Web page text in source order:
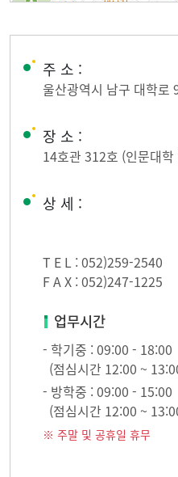
주 소 :
울산광역시 남구 대학로
장 소 :
14호관 312호 (인문대
상 세 :
T E L : 052)259-2540
F A X : 052)247-1225
업무시간
- 학기중 : 09:00 - 18:00
(점심시간 12:00 ~
- 방학중 : 09:00 - 15:00
(점심시간 12:00 ~
※ 주말 및 공휴일 휴무